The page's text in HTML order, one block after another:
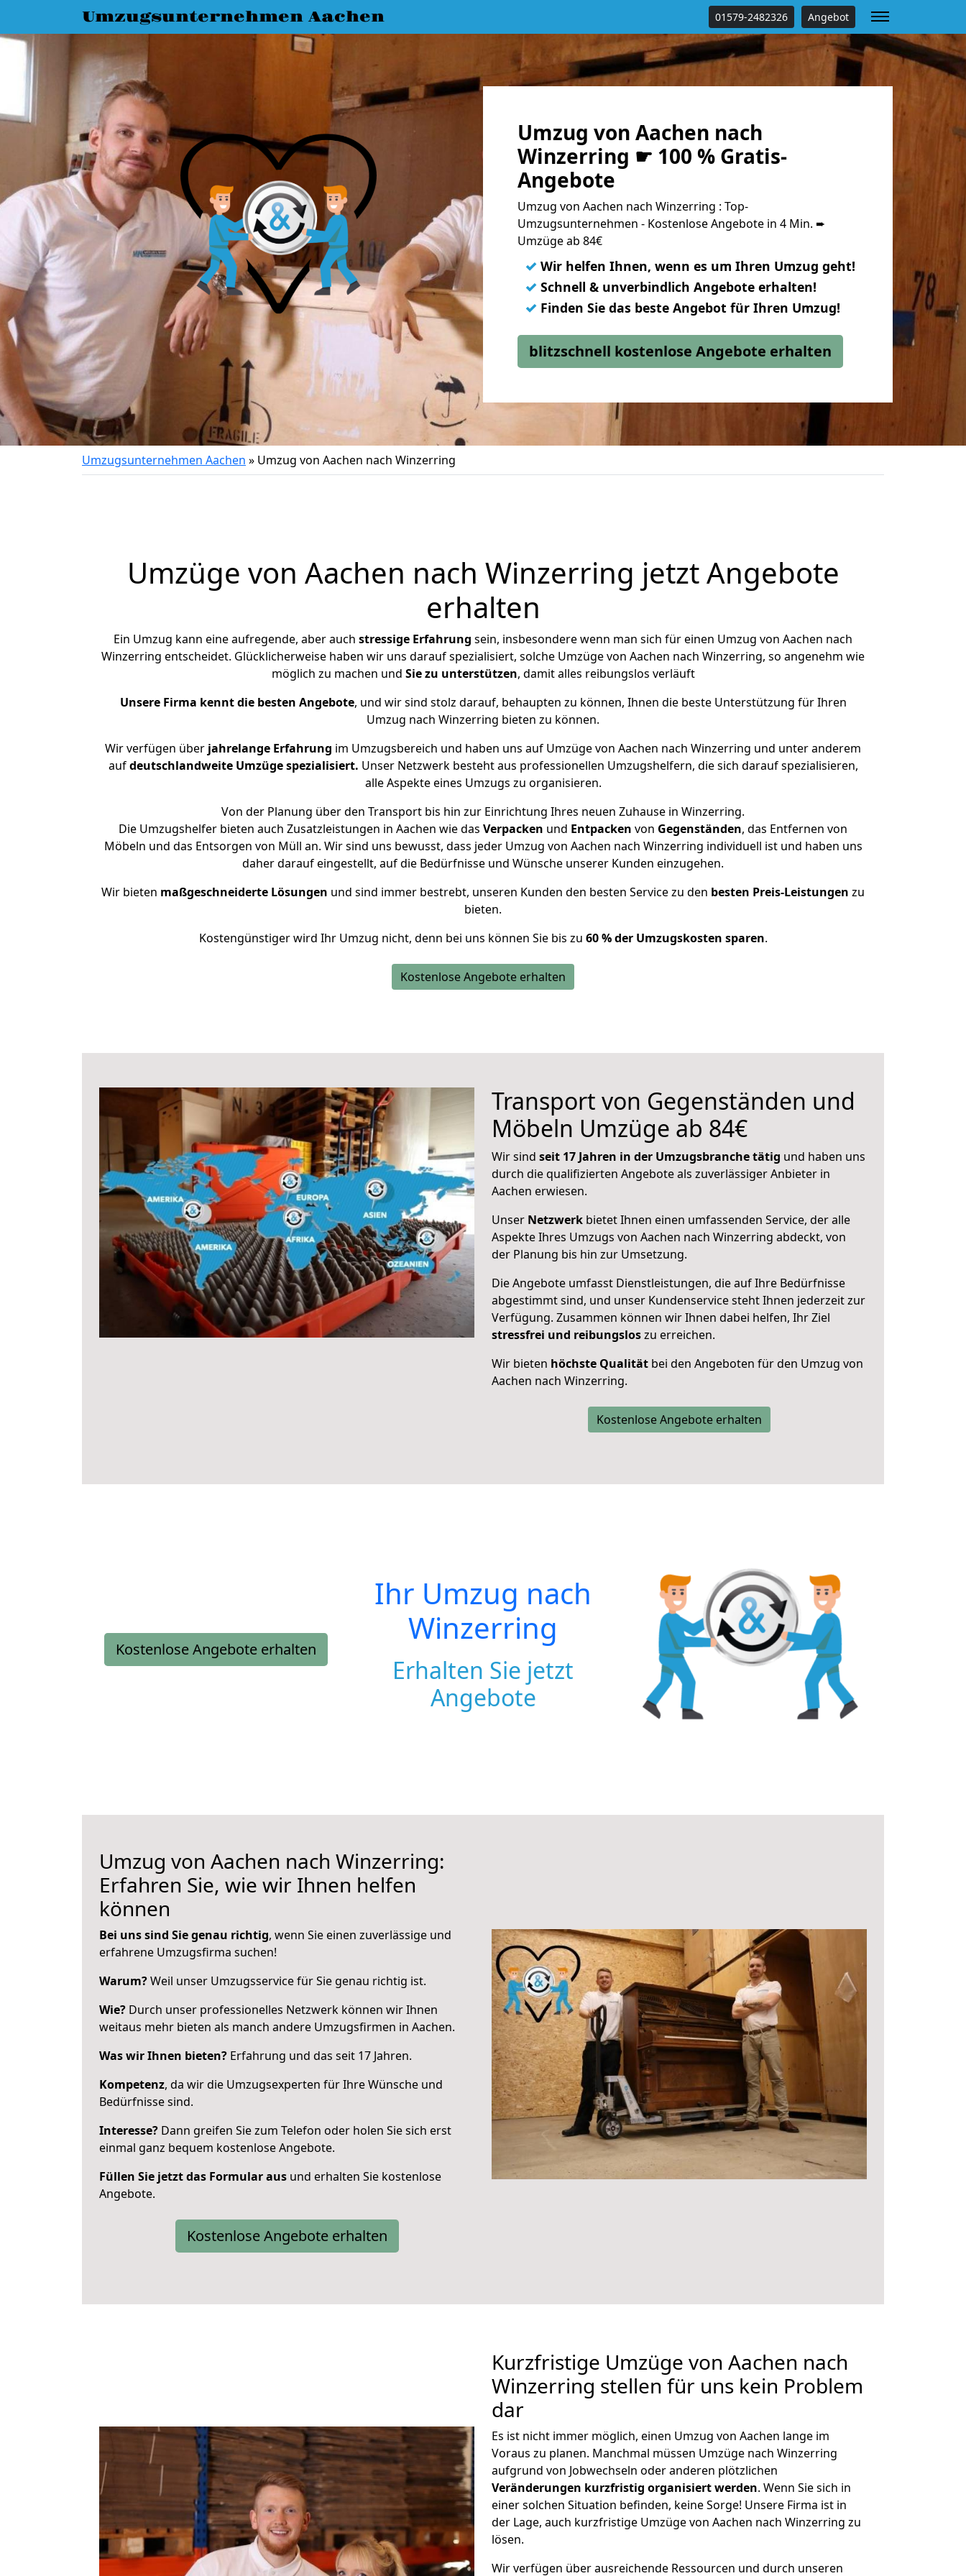
Umzugsunternehmen Aachen 01579-2482326 Angebot
Umzug von Aachen nach
Winzerring ☛ 100 % Gratis-
Angebote
Umzug von Aachen nach Winzerring : Top-
Umzugsunternehmen - Kostenlose Angebote in 4 Min. ➨
Umzüge ab 84€
✓ Wir helfen Ihnen, wenn es um Ihren Umzug geht!
✓ Schnell & unverbindlich Angebote erhalten!
✓ Finden Sie das beste Angebot für Ihren Umzug!
blitzschnell kostenlose Angebote erhalten
Umzugsunternehmen Aachen » Umzug von Aachen nach Winzerring
Umzüge von Aachen nach Winzerring jetzt Angebote
erhalten
Ein Umzug kann eine aufregende, aber auch stressige Erfahrung sein, insbesondere wenn man sich für einen Umzug von Aachen nach
Winzerring entscheidet. Glücklicherweise haben wir uns darauf spezialisiert, solche Umzüge von Aachen nach Winzerring, so angenehm wie
möglich zu machen und Sie zu unterstützen, damit alles reibungslos verläuft
Unsere Firma kennt die besten Angebote, und wir sind stolz darauf, behaupten zu können, Ihnen die beste Unterstützung für Ihren
Umzug nach Winzerring bieten zu können.
Wir verfügen über jahrelange Erfahrung im Umzugsbereich und haben uns auf Umzüge von Aachen nach Winzerring und unter anderem
aufdeutschlandweite Umzüge spezialisiert. Unser Netzwerk besteht aus professionellen Umzugshelfern, die sich darauf spezialisieren,
alle Aspekte eines Umzugs zu organisieren.
Von der Planung über den Transport bis hin zur Einrichtung Ihres neuen Zuhause in Winzerring.
Die Umzugshelfer bieten auch Zusatzleistungen in Aachen wie das Verpacken und Entpacken von Gegenständen, das Entfernen von
Möbeln und das Entsorgen von Müll an. Wir sind uns bewusst, dass jeder Umzug von Aachen nach Winzerring individuell ist und haben uns
daher darauf eingestellt, auf die Bedürfnisse und Wünsche unserer Kunden einzugehen.
Wir bieten maßgeschneiderte Lösungen und sind immer bestrebt, unseren Kunden den besten Service zu den besten Preis-Leistungen zu
bieten.
Kostengünstiger wird Ihr Umzug nicht, denn bei uns können Sie bis zu 60 % der Umzugskosten sparen.
Kostenlose Angebote erhalten
Transport von Gegenständen und
Möbeln Umzüge ab 84€
Wir sind seit 17 Jahren in der Umzugsbranche tätig und haben uns
durch die qualifizierten Angebote als zuverlässiger Anbieter in
Aachen erwiesen.
Unser Netzwerk bietet Ihnen einen umfassenden Service, der alle
Aspekte Ihres Umzugs von Aachen nach Winzerring abdeckt, von
der Planung bis hin zur Umsetzung.
Die Angebote umfasst Dienstleistungen, die auf Ihre Bedürfnisse
abgestimmt sind, und unser Kundenservice steht Ihnen jederzeit zur
Verfügung. Zusammen können wir Ihnen dabei helfen, Ihr Ziel
stressfrei und reibungsloszu erreichen.
Wir bieten höchste Qualität bei den Angeboten für den Umzug von
Aachen nach Winzerring.
Kostenlose Angebote erhalten
Kostenlose Angebote erhalten
Ihr Umzug nach
Winzerring
Erhalten Sie jetzt
Angebote
Umzug von Aachen nach Winzerring:
Erfahren Sie, wie wir Ihnen helfen
können
Bei uns sind Sie genau richtig, wenn Sie einen zuverlässige und
erfahrene Umzugsfirma suchen!
Warum?Weil unser Umzugsservice für Sie genau richtig ist.
Wie? Durch unser professionelles Netzwerk können wir Ihnen
weitaus mehr bieten als manch andere Umzugsfirmen in Aachen.
Was wir Ihnen bieten? Erfahrung und das seit 17 Jahren.
Kompetenz, da wir die Umzugsexperten für Ihre Wünsche und
Bedürfnisse sind.
Interesse? Dann greifen Sie zum Telefon oder holen Sie sich erst
einmal ganz bequem kostenlose Angebote.
Füllen Sie jetzt das Formular aus und erhalten Sie kostenlose
Angebote.
Kostenlose Angebote erhalten
Kurzfristige Umzüge von Aachen nach
Winzerring stellen für uns kein Problem
dar
Es ist nicht immer möglich, einen Umzug von Aachen lange im
Voraus zu planen. Manchmal müssen Umzüge nach Winzerring
aufgrund von Jobwechseln oder anderen plötzlichen
Veränderungen kurzfristig organisiert werden. Wenn Sie sich in
einer solchen Situation befinden, keine Sorge! Unsere Firma ist in
der Lage, auch kurzfristige Umzüge von Aachen nach Winzerring zu
lösen.
Wir verfügen über ausreichende Ressourcen und durch unseren